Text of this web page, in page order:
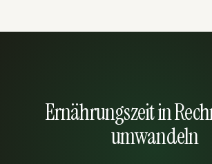
Ernährungszeit in
umwandeln